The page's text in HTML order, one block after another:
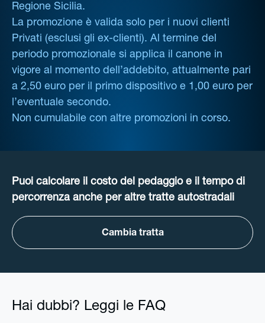
Regione Sicilia.
La promozione è valida solo per i nuovi clienti
Privati (esclusi gli ex-clienti). Al termine del
periodo promozionale si applica il canone in
vigore al momento dell’addebito, attualmente pari
a 2,50 euro per il primo dispositivo e 1,00 euro per
l’eventuale secondo.
Non cumulabile con altre promozioni in corso.
Puoi calcolare il costo del pedaggio e il tempo di
percorrenza anche per altre tratte autostradali
Cambia tratta
Hai dubbi? Leggi le FAQ